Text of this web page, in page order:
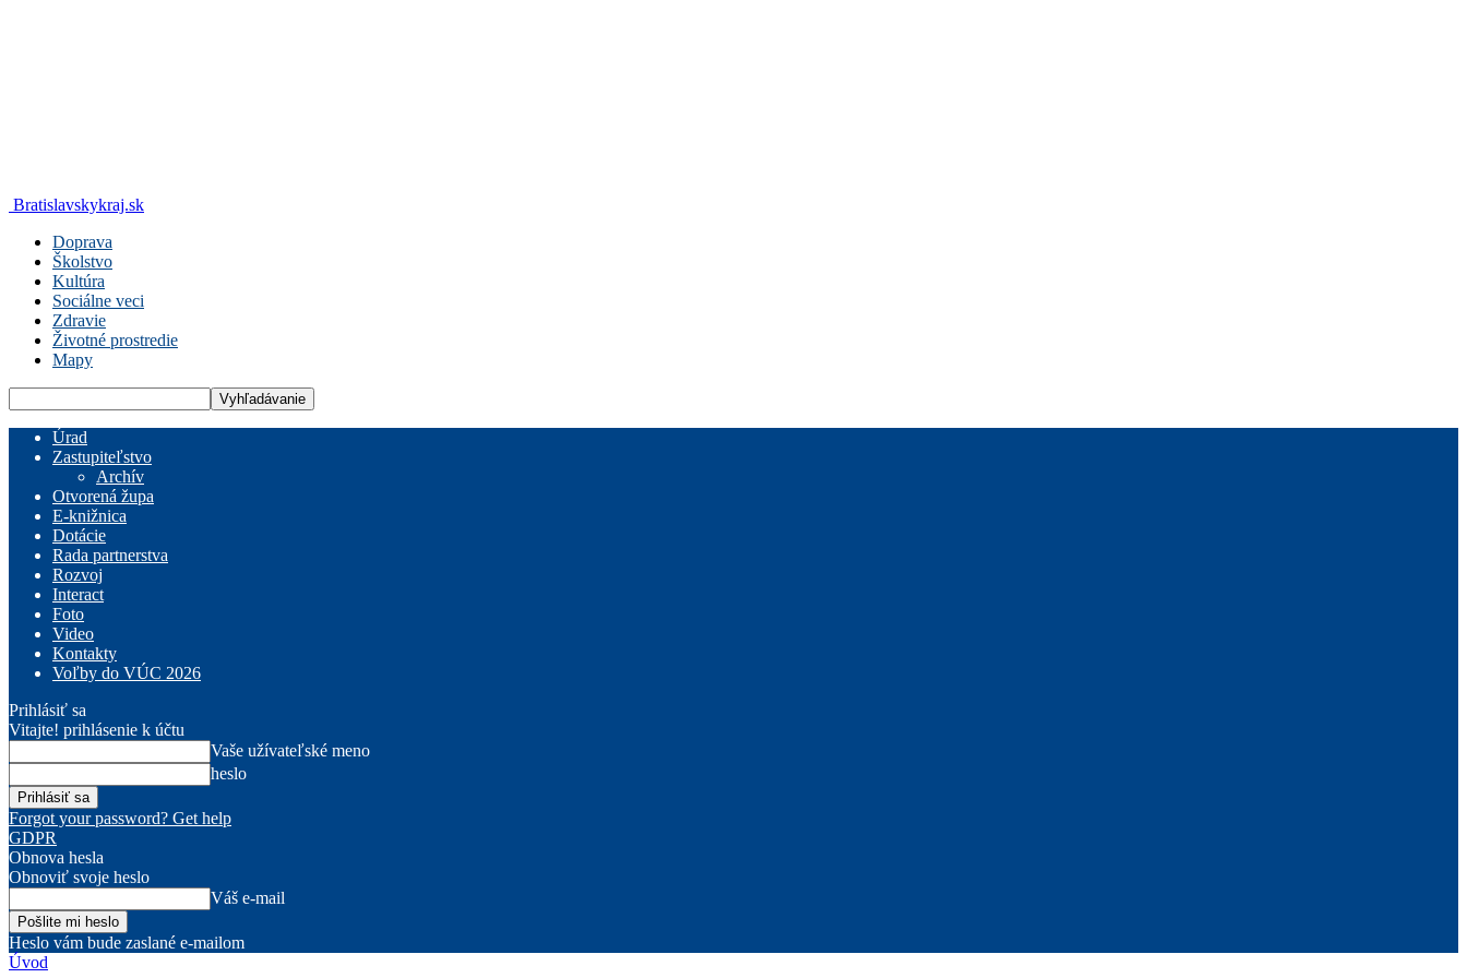
Bratislavskykraj.sk
Doprava
Školstvo
Kultúra
Sociálne veci
Zdravie
Životné prostredie
Mapy
Úrad
Zastupiteľstvo
Archív
Otvorená župa
E-knižnica
Dotácie
Rada partnerstva
Rozvoj
Interact
Foto
Video
Kontakty
Voľby do VÚC 2026
Prihlásiť sa
Vitajte! prihlásenie k účtu
Vaše užívateľské meno
heslo
Forgot your password? Get help
GDPR
Obnova hesla
Obnoviť svoje heslo
Váš e-mail
Heslo vám bude zaslané e-mailom
Úvod